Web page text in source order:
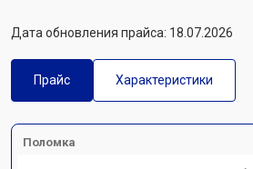
Дата обновления прайса: 18.07.2026
Прайс Характеристики
Поломка